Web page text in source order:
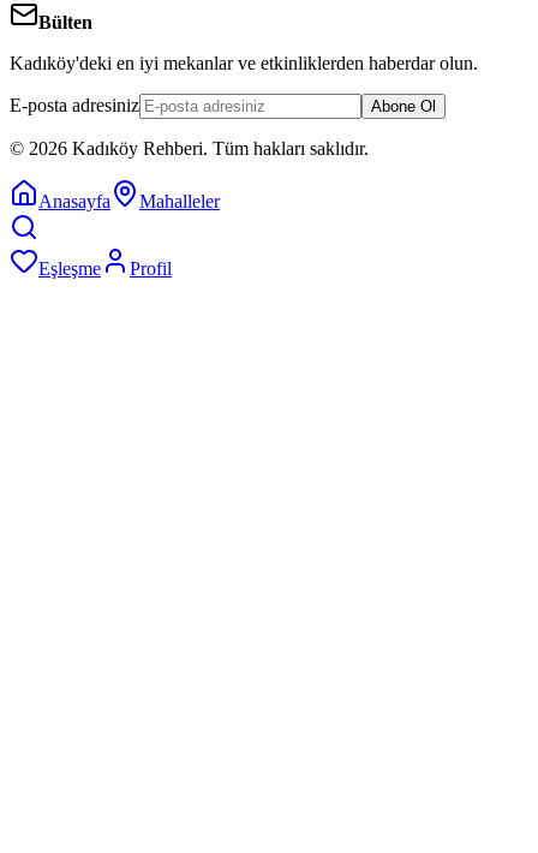
Bülten
Kadıköy'deki en iyi mekanlar ve etkinliklerden haberdar olun.
E-posta adresiniz Abone Ol
© 2026 Kadıköy Rehberi. Tüm hakları saklıdır.
Anasayfa Mahalleler
Eşleşme Profil